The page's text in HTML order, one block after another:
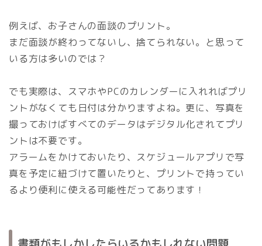
例えば、お子さんの面談のプリント。
まだ面談が終わってないし、捨てられない。と思って
いる方は多いのでは？
でも実際は、スマホやPCのカレンダーに入れればプリ
ントがなくても日付は分かりますよね。更に、写真を
撮っておけばすべてのデータはデジタル化されてプリ
ントは不要です。
アラームをかけておいたり、スケジュールアプリで写
真を予定に紐づけて置いたりと、プリントで持ってい
るより便利に使える可能性だってあります！